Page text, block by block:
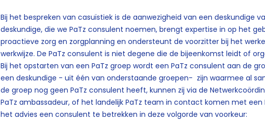
Bij het bespreken van casuïstiek is de aanwezigheid van een deskundige
deskundige, die we PaTz consulent noemen, brengt expertise in op het
proactieve zorg en zorgplanning en ondersteunt de voorzitter bij het
werkwijze. De PaTz consulent is niet degene die de bijeenkomst leidt of
Bij het opstarten van een PaTz groep wordt een PaTz consulent aan de
een deskundige - uit één van onderstaande groepen- zijn waarmee al
de groep nog geen PaTz consulent heeft, kunnen zij via de
PaTz ambassadeur, of het landelijk PaTz team in contact komen met een
het advies een consulent te betrekken in deze volgorde van voorkeur: